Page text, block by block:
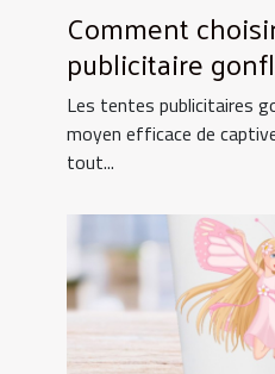
Comment
publicitaire
pour vos
Les tentes publicitaires
moyen efficace de
tout...